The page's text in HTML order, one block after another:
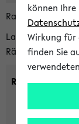
Raumanfragen:
Lassen Sie sich
Räumen mit
Raumkriterien:
können
Wirkung für
finden Sie